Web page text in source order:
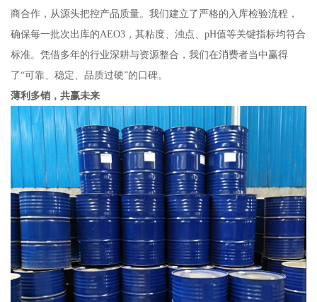
商合作，从源头把控产品质量。我们建立了严格的入库检验流程，
确保每一批次出库的AEO3，其粘度、浊点、pH值等关键指标均符合
标准。凭借多年的行业深耕与资源整合，我们在消费者当中赢得
了“可靠、稳定、品质过硬”的口碑。
薄利多销，共赢未来